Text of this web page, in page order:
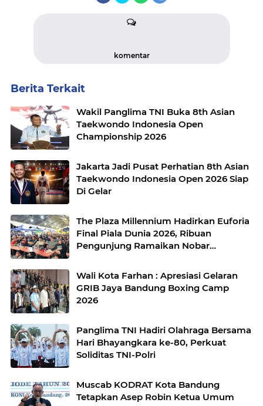
komentar
Berita Terkait
Wakil Panglima TNI Buka 8th Asian
Taekwondo Indonesia Open
Championship 2026
Jakarta Jadi Pusat Perhatian 8th Asian
Taekwondo Indonesia Open 2026 Siap
Di Gelar
The Plaza Millennium Hadirkan Euforia
Final Piala Dunia 2026, Ribuan
Pengunjung Ramaikan Nobar
Wali Kota Farhan : Apresiasi Gelaran
GRIB Jaya Bandung Boxing Camp
2026
Panglima TNI Hadiri Olahraga Bersama
Hari Bhayangkara ke-80, Perkuat
Soliditas TNI-Polri
Muscab KODRAT Kota Bandung
Tetapkan Asep Robin Ketua Umum